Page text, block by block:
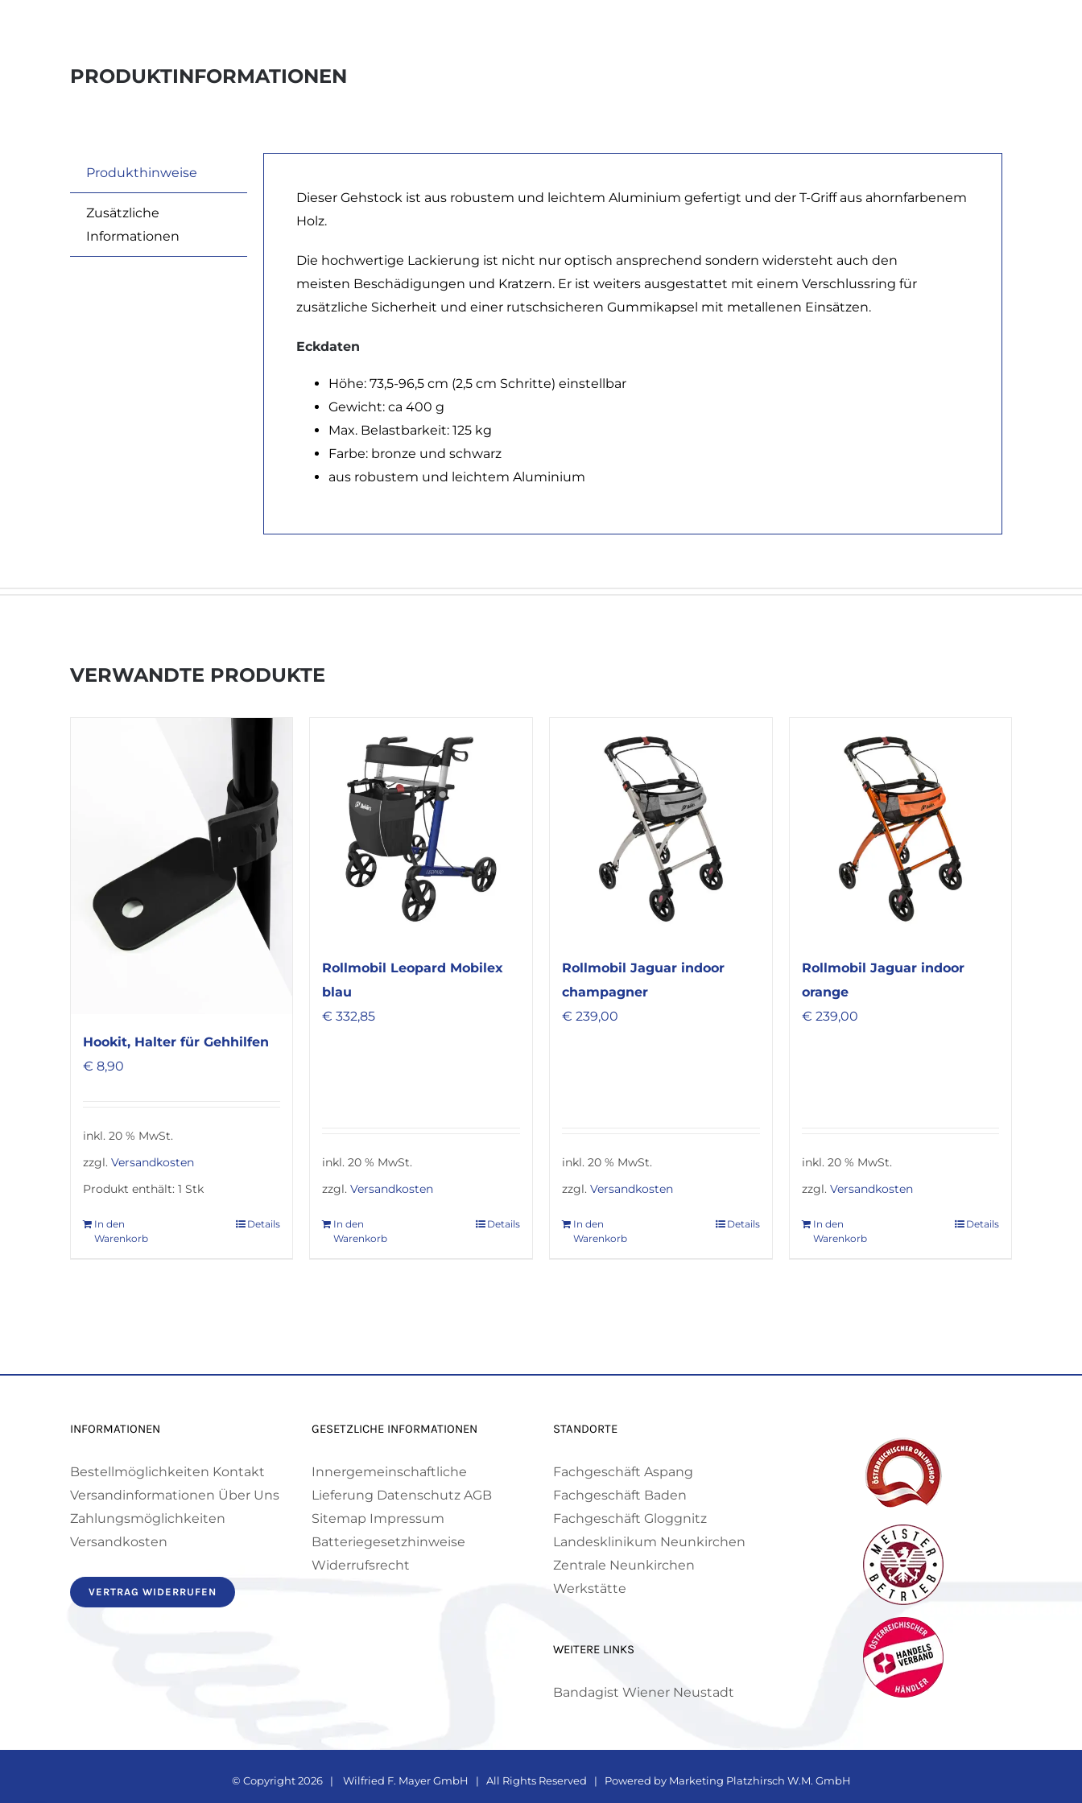
PRODUKTINFORMATIONEN
Produkthinweise
Zusätzliche
Informationen
Dieser Gehstock ist aus robustem und leichtem Aluminium gefertigt und der T-Griff aus ahornfarbenem
Holz.
Die hochwertige Lackierung ist nicht nur optisch ansprechend sondern widersteht auch den
meisten Beschädigungen und Kratzern. Er ist weiters ausgestattet mit einem Verschlussring für
zusätzliche Sicherheit und einer rutschsicheren Gummikapsel mit metallenen Einsätzen.
Eckdaten
Höhe: 73,5-96,5 cm (2,5 cm Schritte) einstellbar
Gewicht: ca 400 g
Max. Belastbarkeit: 125 kg
Farbe: bronze und schwarz
aus robustem und leichtem Aluminium
VERWANDTE PRODUKTE
Hookit, Halter für Gehhilfen
€ 8,90
inkl. 20 % MwSt.
zzgl. Versandkosten
Produkt enthält: 1 Stk
In den
Warenkorb
Details
Rollmobil Leopard Mobilex
blau
€ 332,85
inkl. 20 % MwSt.
zzgl.Versandkosten
In den
Warenkorb
Details
Rollmobil Jaguar indoor
champagner
€ 239,00
inkl. 20 % MwSt.
zzgl. Versandkosten
In den
Warenkorb
Details
Rollmobil Jaguar indoor
orange
€ 239,00
inkl. 20 % MwSt.
zzgl. Versandkosten
In den
Warenkorb
Details
INFORMATIONEN
Bestellmöglichkeiten Kontakt
Versandinformationen Über Uns
Zahlungsmöglichkeiten
Versandkosten
VERTRAG WIDERRUFEN
GESETZLICHE INFORMATIONEN
Innergemeinschaftliche
Lieferung Datenschutz AGB
Sitemap Impressum
Batteriegesetzhinweise
Widerrufsrecht
STANDORTE
Fachgeschäft Aspang
Fachgeschäft Baden
Fachgeschäft Gloggnitz
Landesklinikum Neunkirchen
Zentrale Neunkirchen
Werkstätte
WEITERE LINKS
Bandagist Wiener Neustadt
© Copyright2026 | Wilfried F. Mayer GmbH | All Rights Reserved | Powered by Marketing Platzhirsch W.M. GmbH